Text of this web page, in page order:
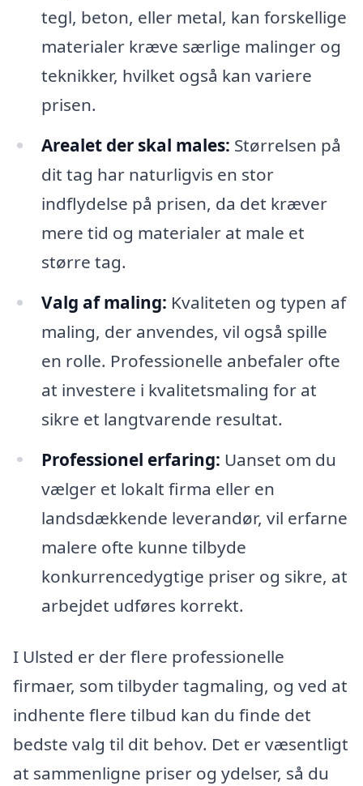
tegl, beton, eller metal, kan forskellige
materialer kræve særlige malinger og
teknikker, hvilket også kan variere
prisen.
Arealet der skal males: Størrelsen på
dit tag har naturligvis en stor
indflydelse på prisen, da det kræver
mere tid og materialer at male et
større tag.
Valg af maling: Kvaliteten og typen af
maling, der anvendes, vil også spille
en rolle. Professionelle anbefaler ofte
at investere i kvalitetsmaling for at
sikre et langtvarende resultat.
Professionel erfaring: Uanset om du
vælger et lokalt firma eller en
landsdækkende leverandør, vil erfarne
malere ofte kunne tilbyde
konkurrencedygtige priser og sikre, at
arbejdet udføres korrekt.
I Ulsted er der flere professionelle
firmaer, som tilbyder tagmaling, og ved at
indhente flere tilbud kan du finde det
bedste valg til dit behov. Det er væsentligt
at sammenligne priser og ydelser, så du